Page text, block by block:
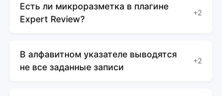
Есть ли микроразметка в плагине
Expert Review?
+2
В алфавитном указателе выводятся
не все заданные записи
+2